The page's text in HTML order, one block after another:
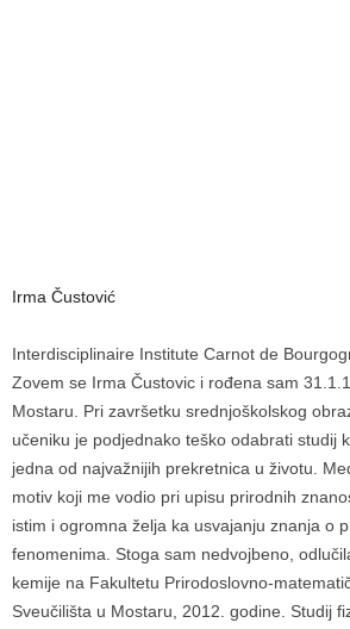
Irma Čustović
Interdisciplinaire Institute Carnot de
Zovem se Irma Čustovic i rođena sam
Mostaru. Pri završetku srednjoškolskog
učeniku je podjednako teško odabrati studij
jedna od najvažnijih prekretnica u životu.
motiv koji me vodio pri upisu prirodnih
istim i ogromna želja ka usvajanju znanja o
fenomenima. Stoga sam nedvojbeno,
kemije na Fakultetu Prirodoslovno-
Sveučilišta u Mostaru, 2012. godine. Studij